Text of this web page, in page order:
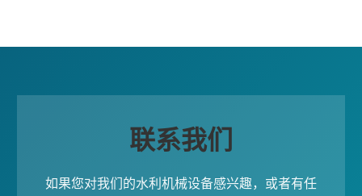
联系我们
如果您对我们的水利机械设备感兴趣，或者有任